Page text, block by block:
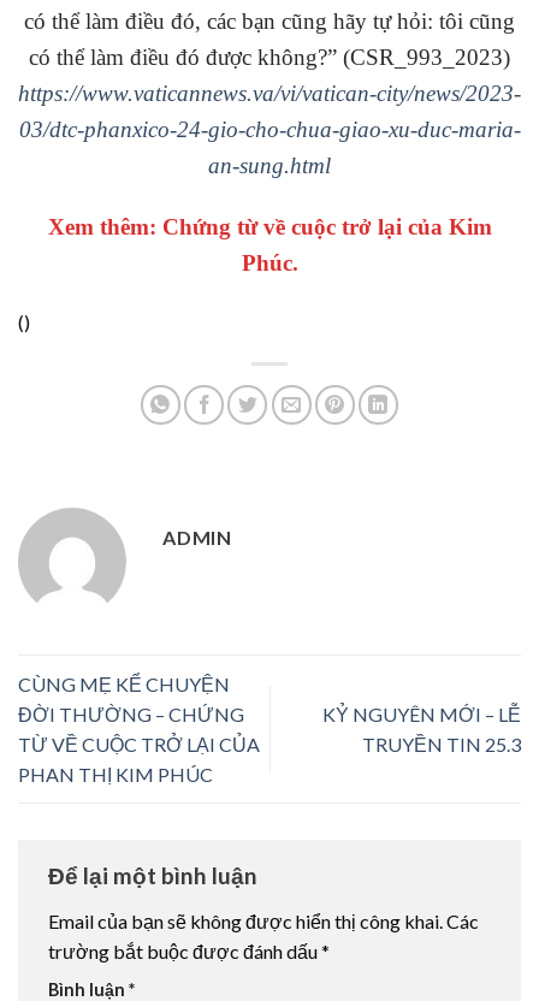
có thể làm điều đó, các bạn cũng hãy tự hỏi: tôi cũng
có thể làm điều đó được không?” (CSR_993_2023)
https://www.vaticannews.va/vi/vatican-city/news/2023-
03/dtc-phanxico-24-gio-cho-chua-giao-xu-duc-maria-
an-sung.html
Xem thêm: Chứng từ về cuộc trở lại của Kim
Phúc.
()
ADMIN
CÙNG MẸ KỂ CHUYỆN
ĐỜI THƯỜNG – CHỨNG
TỪ VỀ CUỘC TRỞ LẠI CỦA
PHAN THỊ KIM PHÚC
KỶ NGUYÊN MỚI – LỄ
TRUYỀN TIN 25.3
Để lại một bình luận
Email của bạn sẽ không được hiển thị công khai.Các
trường bắt buộc được đánh dấu*
Bình luận *